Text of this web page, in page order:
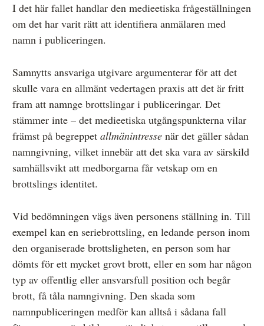
I det här fallet handlar den medieetiska frågeställningen
om det har varit rätt att identifiera anmälaren med
namn i publiceringen.
Samnytts ansvariga utgivare argumenterar för att det
skulle vara en allmänt vedertagen praxis att det är fritt
fram att namnge brottslingar i publiceringar. Det
stämmer inte – det medieetiska utgångspunkterna vilar
främst på begreppet allmänintresse när det gäller sådan
namngivning, vilket innebär att det ska vara av särskild
samhällsvikt att medborgarna får vetskap om en
brottslings identitet.
Vid bedömningen vägs även personens ställning in. Till
exempel kan en seriebrottsling, en ledande person inom
den organiserade brottsligheten, en person som har
dömts för ett mycket grovt brott, eller en som har någon
typ av offentlig eller ansvarsfull position och begår
brott, få tåla namngivning. Den skada som
namnpubliceringen medför kan alltså i sådana fall